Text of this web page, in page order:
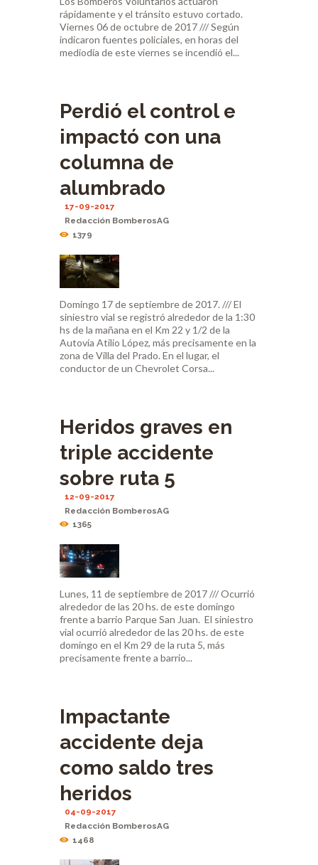
rápidamente y el tránsito estuvo cortado.
Viernes 06 de octubre de 2017 /// Según
indicaron fuentes policiales, en horas del
mediodía de este viernes se incendió el...
Perdió el control e
impactó con una
columna de
alumbrado
17-09-2017
Redacción BomberosAG
1379
Domingo 17 de septiembre de 2017. /// El
siniestro vial se registró alrededor de la 1:30
hs de la mañana en el Km 22 y 1/2 de la
Autovía Atilio López, más precisamente en la
zona de Villa del Prado. En el lugar, el
conductor de un Chevrolet Corsa...
Heridos graves en
triple accidente
sobre ruta 5
12-09-2017
Redacción BomberosAG
1365
Lunes, 11 de septiembre de 2017 /// Ocurrió
alrededor de las 20 hs. de este domingo
frente a barrio Parque San Juan. El siniestro
vial ocurrió alrededor de las 20 hs. de este
domingo en el Km 29 de la ruta 5, más
precisamente frente a barrio...
Impactante
accidente deja
como saldo tres
heridos
04-09-2017
Redacción BomberosAG
1468